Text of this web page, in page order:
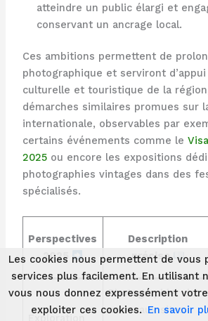
atteindre un public élargi et
conservant un ancrage local.
Ces ambitions permettent de
photographique et serviront
culturelle et touristique de la
démarches similaires promues sur
internationale, observables par
certains événements comme le
2025ou encore les expositions
photographies vintages dans des
spécialisés.
Perspectives
2025
Description
précise
Exploration
Photographier de
nouveaux sites
Les cookies nous permettent de vous
services plus facilement. En utilisant
vous nous donnez expressément
exploiter ces cookies. En savoir